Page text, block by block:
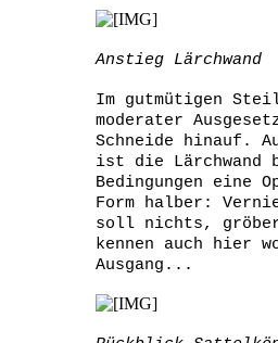
Anstieg Lärchwand
Im gutmütigen
moderater
Schneide hinauf.
ist die Lärchwand
Bedingungen eine
Form halber:
soll nichts,
kennen auch hier
Ausgang...